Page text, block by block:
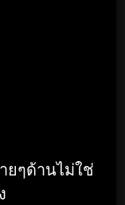
ยๆด้านไม่ใช่